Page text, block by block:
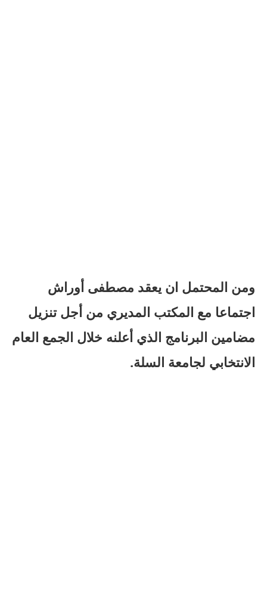
ومن المحتمل ان يعقد مصطفى أوراش
اجتماعا مع المكتب المديري من أجل تنزيل
مضامين البرنامج الذي أعلنه خلال الجمع العام
الانتخابي لجامعة السلة.